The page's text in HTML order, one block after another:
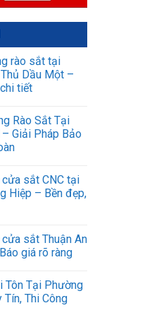
rào sắt tại
Dầu Một –
tiết
Rào Sắt Tại
Giải Pháp Bảo
cửa sắt CNC tại
Hiệp – Bền đẹp,
sắt Thuận An
giá rõ ràng
Tôn Tại Phường
Tín, Thi Công